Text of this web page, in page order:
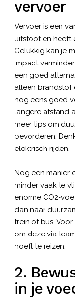
vervoer
Vervoer is een
uitstoot en heeft
Gelukkig kan je
impact
een goed
alleen brandstof
nog eens goed
langere afstand
meer tips om
bevorderen.
elektrisch rijden.
Nog een manier
minder vaak te
enorme CO2-
dan naar
trein of bus.
om deze via
hoeft te reizen.
2.
in je